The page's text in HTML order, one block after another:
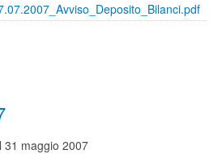
31 maggio 2007